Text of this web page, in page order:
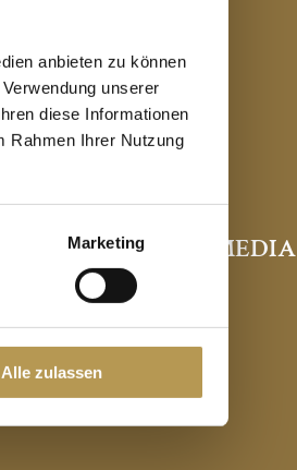
anbieten zu können
unserer
diese Informationen
Rahmen Ihrer Nutzung
Marketing
Alle zulassen
SOCIAL MEDIA